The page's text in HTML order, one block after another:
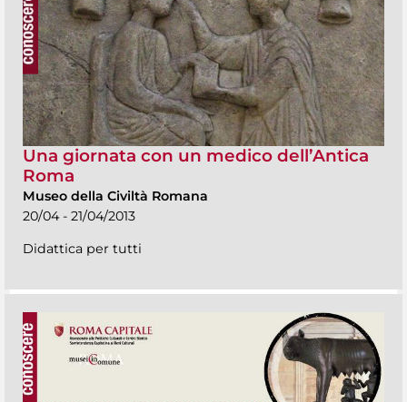
Una giornata con un medico dell’Antica
Roma
Museo della Civiltà Romana
20/04 - 21/04/2013
Didattica per tutti